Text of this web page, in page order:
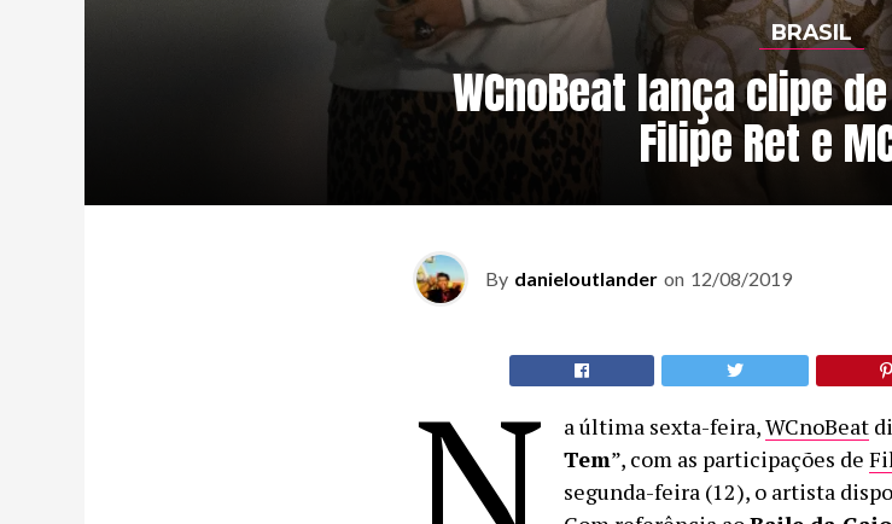
BRASIL
WCnoBeat lança clipe
Filipe Ret e
By danieloutlander on 12/08/2019
a última sexta-feira,WCnoBeat
Tem”, com as participações de
segunda-feira (12), o artista